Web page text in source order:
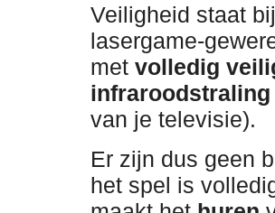
Veiligheid staat
lasergame-
met volledig
infraroodstraling
van je televisie).
Er zijn dus geen
het spel is